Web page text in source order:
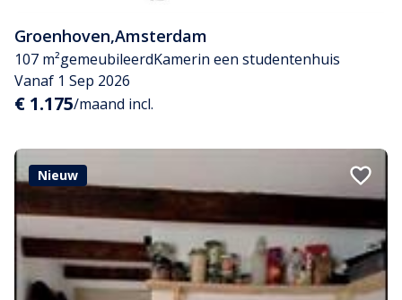
Groenhoven,Amsterdam
107 m²gemeubileerdKamerin een studentenhuis
Vanaf 1 Sep 2026
€ 1.175/maand incl.
Nieuw